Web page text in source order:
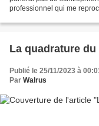
professionnel qui me
La quadrature
Publié le 25/11/2023 à
Par Walrus